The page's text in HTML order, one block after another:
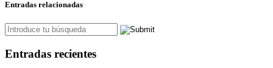
Entradas relacionadas
Entradas recientes